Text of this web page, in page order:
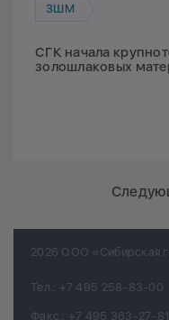
ЗШМ
СГК начала
золошлаковых
2026 ООО «Сибирская
Тел.: +7 495 258-83-00
Факс.: +7 495 363-27-81